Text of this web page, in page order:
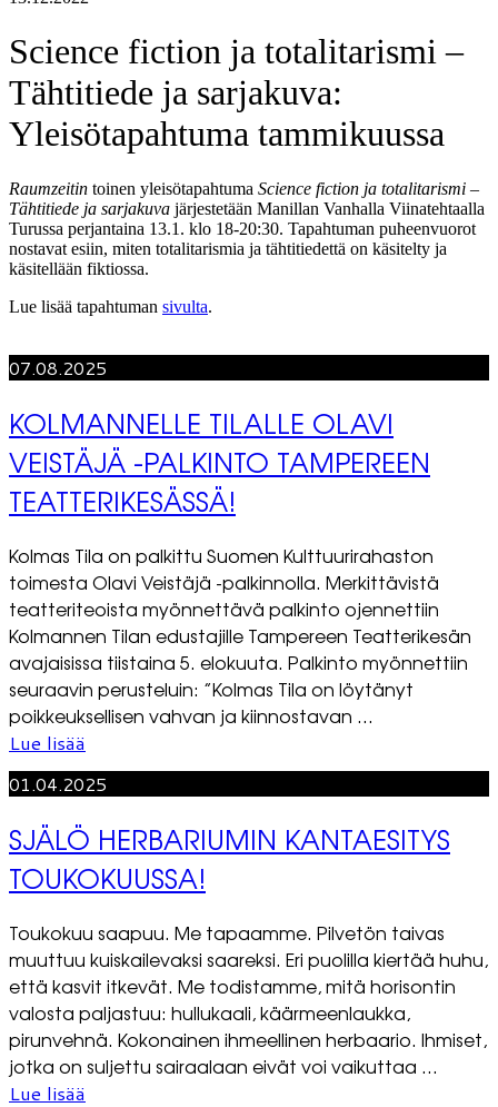
Science fiction ja totalitarismi –
Tähtitiede ja sarjakuva:
Yleisötapahtuma tammikuussa
Raumzeitin toinen yleisötapahtuma Science fiction ja totalitarismi –
Tähtitiede ja sarjakuva järjestetään Manillan Vanhalla Viinatehtaalla
Turussa perjantaina 13.1. klo 18-20:30. Tapahtuman puheenvuorot
nostavat esiin, miten totalitarismia ja tähtitiedettä on käsitelty ja
käsitellään fiktiossa.
Lue lisää tapahtuman sivulta.
07.08.2025
KOLMANNELLE TILALLE OLAVI
VEISTÄJÄ -PALKINTO TAMPEREEN
TEATTERIKESÄSSÄ!
Kolmas Tila on palkittu Suomen Kulttuurirahaston
toimesta Olavi Veistäjä -palkinnolla. Merkittävistä
teatteriteoista myönnettävä palkinto ojennettiin
Kolmannen Tilan edustajille Tampereen Teatterikesän
avajaisissa tiistaina 5. elokuuta. Palkinto myönnettiin
seuraavin perusteluin: ”Kolmas Tila on löytänyt
poikkeuksellisen vahvan ja kiinnostavan ...
Lue lisää
01.04.2025
SJÄLÖ HERBARIUMIN KANTAESITYS
TOUKOKUUSSA!
Toukokuu saapuu. Me tapaamme. Pilvetön taivas
muuttuu kuiskailevaksi saareksi. Eri puolilla kiertää huhu,
että kasvit itkevät. Me todistamme, mitä horisontin
valosta paljastuu: hullukaali, käärmeenlaukka,
pirunvehnä. Kokonainen ihmeellinen herbaario. Ihmiset,
jotka on suljettu sairaalaan eivät voi vaikuttaa ...
Lue lisää